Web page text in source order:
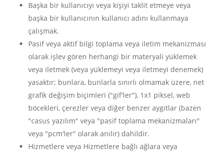
Başka bir kullanıcıyı veya kişiyi taklit etmeye veya
başka bir kullanıcının kullanıcı adını kullanmaya
çalışmak.
Pasif veya aktif bilgi toplama veya iletim mekanizması
olarak işlev gören herhangi bir materyali yüklemek
veya iletmek (veya yüklemeyi veya iletmeyi denemek)
yasaktır; bunlara, bunlarla sınırlı olmamak üzere, net
grafik değişim biçimleri ("gif'ler"), 1x1 piksel, web
böcekleri, çerezler veya diğer benzer aygıtlar (bazen
"casus yazılım" veya "pasif toplama mekanizmaları"
veya "pcm'ler" olarak anılır) dahildir.
Hizmetlere veya Hizmetlere bağlı ağlara veya